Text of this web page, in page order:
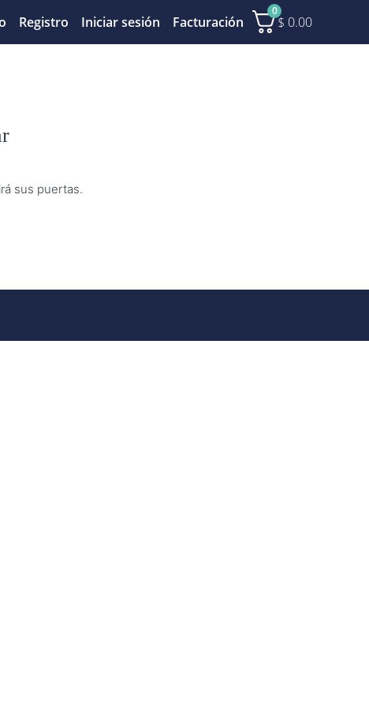
Registro Iniciar sesión Facturación
0
$ 0.00
sus puertas.